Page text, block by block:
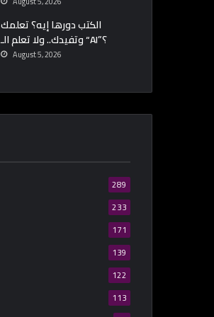
الكتب دورها إيه؟ تعلمك
وتفيدك.. ولا تعلم الـ “AI”؟
August 5, 2026
289
233
171
139
122
113